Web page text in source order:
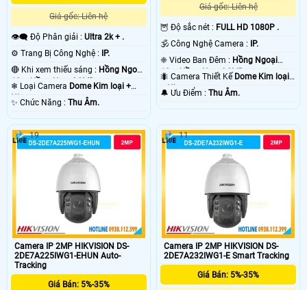
Giá gốc: Liên hệ
👁️‍🗨 Độ Phân giải : Ultra 2k + .
⚙ Trang Bị Công Nghệ : IP.
🔴 Khi xem thiếu sáng : Hồng Ngoại
10m Hồng Ngoại SMD.
❄ Loại Camera Dome Kim loại +
Nhựa.
️✨ Chức Năng : Thu Âm.
Giá gốc: Liên hệ
🦉 Độ sắc nét : FULL HD 1080P .
🕉️ Công Nghệ Camera : IP.
❈ Video Ban Đêm : Hồng Ngoại
10m Hồng Ngoại SMD.
🐜 Camera Thiết Kế Dome Kim loại
+ Nhựa.
️🔔 Ưu Điểm :Thu Âm.
Camera IP 2MP HIKVISION DS-
2DE7A225IWG1-EHUN Auto-
Tracking
Giá Bán: 5%-35%
19
Camera IP 2MP HIKVISION DS-
2DE7A232IWG1-E Smart Tracking
Giá Bán: 5%-35%
11